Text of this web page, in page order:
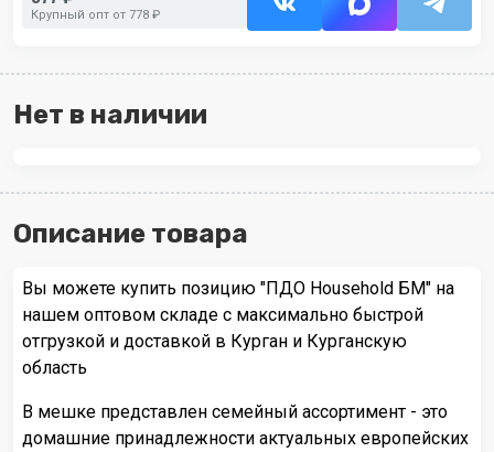
Крупный опт от 778 ₽
Нет в наличии
Описание товара
Вы можете купить позицию "ПДО Household БМ" на
нашем оптовом складе с максимально быстрой
отгрузкой и доставкой в Курган и Курганскую
область
В мешке представлен семейный ассортимент - это
домашние принадлежности актуальных европейских